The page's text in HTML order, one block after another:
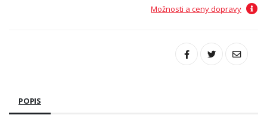
Možnosti a ceny dopravy
POPIS